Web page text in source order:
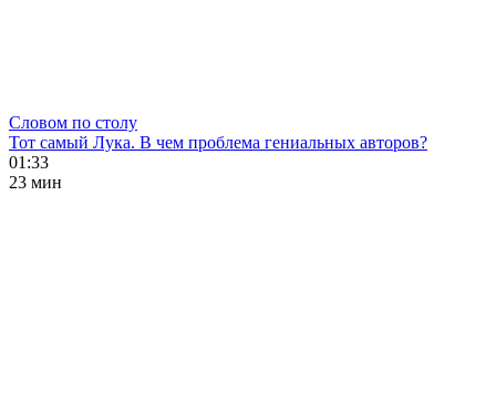
Словом по столу
Тот самый Лука. В чем проблема гениальных авторов?
01:33
23 мин